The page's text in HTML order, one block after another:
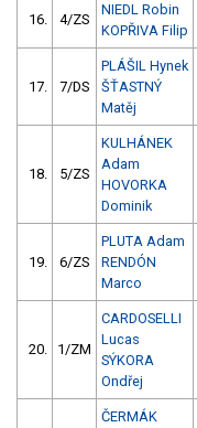
16. 4/ZS
NIEDL Robin
KOPŘIVA Filip
17. 7/DS
PLÁŠIL Hynek
ŠŤASTNÝ
Matěj
18. 5/ZS
KULHÁNEK
Adam
HOVORKA
Dominik
19. 6/ZS
PLUTA Adam
RENDÓN
Marco
20. 1/ZM
CARDOSELLI
Lucas
SÝKORA
Ondřej
ČERMÁK